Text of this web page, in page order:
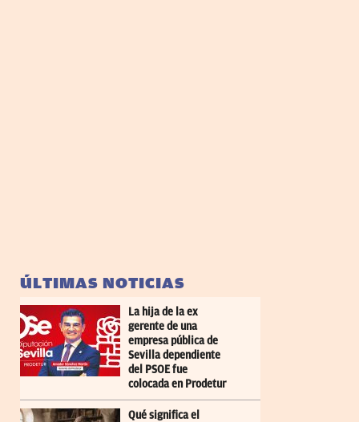
ÚLTIMAS NOTICIAS
La hija de la ex
gerente de una
empresa pública de
Sevilla dependiente
del PSOE fue
colocada en Prodetur
Qué significa el